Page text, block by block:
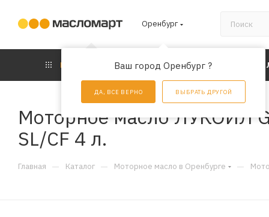
Оренбург
Ваш город Оренбург ?
ДА, ВСЕ ВЕРНО ВЫБРАТЬ ДРУГОЙ
КАТАЛОГ АКЦИИ
Моторное масло ЛУКОЙЛ
SL/CF 4 л.
Главная — Каталог — Моторное масло в Оренбурге —